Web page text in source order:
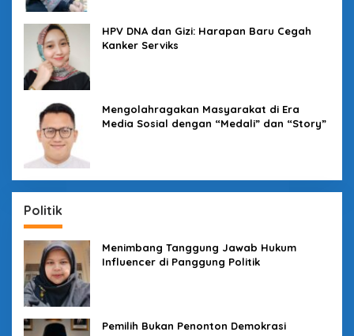
HPV DNA dan Gizi: Harapan Baru Cegah
Kanker Serviks
Mengolahragakan Masyarakat di Era
Media Sosial dengan “Medali” dan “Story”
Politik
Menimbang Tanggung Jawab Hukum
Influencer di Panggung Politik
Pemilih Bukan Penonton Demokrasi